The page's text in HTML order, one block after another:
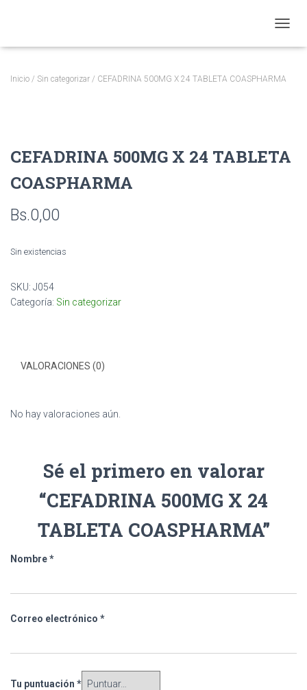
Inicio / Sin categorizar / CEFADRINA 500MG X 24 TABLETA COASPHARMA
CEFADRINA 500MG X 24 TABLETA
COASPHARMA
Bs.0,00
Sin existencias
SKU: J054
Categoría: Sin categorizar
VALORACIONES (0)
No hay valoraciones aún.
Sé el primero en valorar
“CEFADRINA 500MG X 24
TABLETA COASPHARMA”
Nombre*
Correo electrónico *
Tu puntuación *